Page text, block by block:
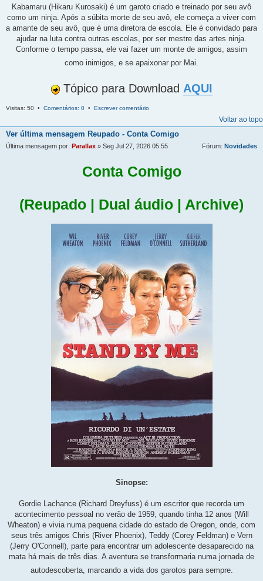
Kabamaru (Hikaru Kurosaki) é um garoto criado e treinado por seu avô
como um ninja. Após a súbita morte de seu avô, ele começa a viver com
a amante de seu avô, que é uma diretora de escola. Ele é convidado para
ajudar na luta contra outras escolas, por ser mestre das artes ninja.
Conforme o tempo passa, ele vai fazer um monte de amigos, assim
como inimigos, e se apaixonar por Mai.
Tópico para Download AQUI
Visitas: 50 • Comentários: 0 • Escrever comentário
Voltar ao topo
Ver última mensagem Reupado - Conta Comigo
Última mensagem por: Parallax » Seg Jul 27, 2026 05:55 Fórum: Novidades
Conta Comigo
(Reupado | Dual áudio | Archive)
Sinopse:
Gordie Lachance (Richard Dreyfuss) é um escritor que recorda um
acontecimento pessoal no verão de 1959, quando tinha 12 anos (Will
Wheaton) e vivia numa pequena cidade do estado de Oregon, onde, com
seus três amigos Chris (River Phoenix), Teddy (Corey Feldman) e Vern
(Jerry O'Connell), parte para encontrar um adolescente desaparecido na
mata há mais de três dias. A aventura se transformaria numa jornada de
autodescoberta, marcando a vida dos garotos para sempre.